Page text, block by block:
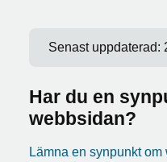
Senast uppdaterad:
Har du en
webbsidan?
Lämna en synpunkt